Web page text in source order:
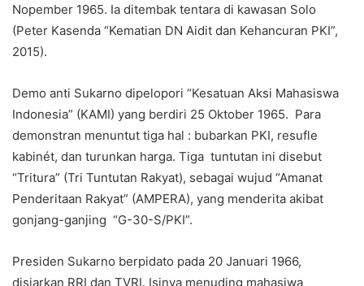
Nopember 1965. Ia ditembak tentara di kawasan Solo
(Peter Kasenda “Kematian DN Aidit dan Kehancuran PKI”,
2015).
Demo anti Sukarno dipelopori “Kesatuan Aksi Mahasiswa
Indonesia” (KAMI) yang berdiri 25 Oktober 1965. Para
demonstran menuntut tiga hal : bubarkan PKI, resufle
kabinét, dan turunkan harga. Tiga tuntutan ini disebut
“Tritura” (Tri Tuntutan Rakyat), sebagai wujud “Amanat
Penderitaan Rakyat” (AMPERA), yang menderita akibat
gonjang-ganjing “G-30-S/PKI”.
Presiden Sukarno berpidato pada 20 Januari 1966,
disiarkan RRI dan TVRI. Isinya menuding mahasiwa